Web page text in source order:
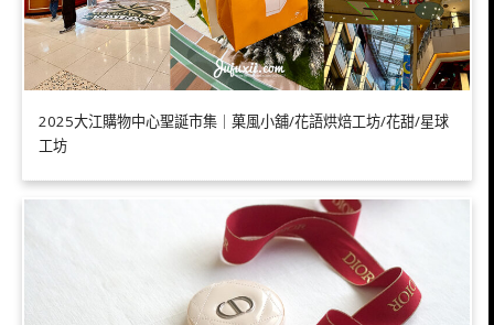
2025大江購物中心聖誕市集｜菓風小舖/花語烘焙工坊/花甜/星球
工坊